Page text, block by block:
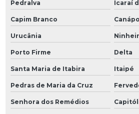
Pedralva Icaraí
Capim Branco
Urucânia
Porto Firme Delta
Santa Maria de Itabira Itaipé
Pedras de Maria da Cruz
Senhora dos Remédios